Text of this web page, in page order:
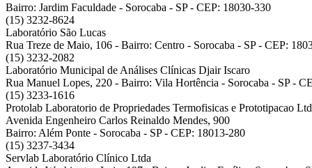
Bairro: Jardim Faculdade - Sorocaba - SP - CEP: 18030-330
(15) 3232-8624
Laboratório São Lucas
Rua Treze de Maio, 106 - Bairro: Centro - Sorocaba - SP - CEP:
(15) 3232-2082
Laboratório Municipal de Análises Clínicas Djair Iscaro
Rua Manuel Lopes, 220 - Bairro: Vila Hortência - Sorocaba - SP -
(15) 3233-1616
Protolab Laboratorio de Propriedades Termofisicas e Prototipacao
Avenida Engenheiro Carlos Reinaldo Mendes, 900
Bairro: Além Ponte - Sorocaba - SP - CEP: 18013-280
(15) 3237-3434
Servlab Laboratório Clínico Ltda